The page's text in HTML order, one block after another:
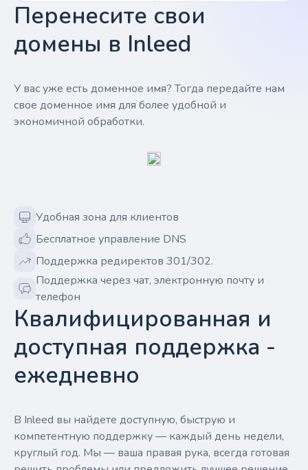
Перенесите свои
домены в Inleed
У вас уже есть доменное имя? Тогда передайте нам
свое доменное имя для более удобной и
экономичной обработки.
Удобная зона для клиентов
Бесплатное управление DNS
Поддержка редиректов 301/302.
Поддержка через чат, электронную почту и
телефон
Квалифицированная и
доступная поддержка -
ежедневно
В Inleed вы найдете доступную, быструю и
компетентную поддержку — каждый день недели,
круглый год. Мы — ваша правая рука, всегда готовая